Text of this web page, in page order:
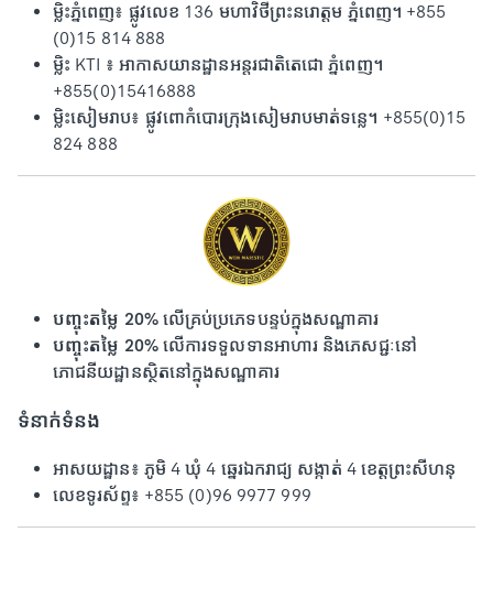
ម្លិះភ្នំពេញ៖ ផ្លូវលេខ 136 មហាវិថីព្រះនរោត្តម ភ្នំពេញ។ +855
(0)15 814 888
ម្លិះ KTI ៖ អាកាសយានដ្ឋានអន្តរជាតិតេជោ ភ្នំពេញ។
+855(0)15416888
ម្លិះសៀមរាប៖ ផ្លូវពោកំបោរក្រុងសៀមរាបមាត់ទន្លេ។ +855(0)15
824 888
បញ្ចុះតម្លៃ 20%លើគ្រប់ប្រភេទបន្ទប់ក្នុងសណ្ឋាគារ
បញ្ចុះតម្លៃ 20%លើការទទួលទានអាហារ និងភេសជ្ជៈនៅ
ភោជនីយដ្ឋានស្ថិតនៅក្នុងសណ្ឋាគារ
ទំនាក់ទំនង
អាសយដ្ឋាន៖ ភូមិ 4 ឃុំ 4 ឆ្នេរឯករាជ្យ សង្កាត់ 4 ខេត្តព្រះសីហនុ
លេខទូរស័ព្ទ៖ +855 (0)96 9977 999